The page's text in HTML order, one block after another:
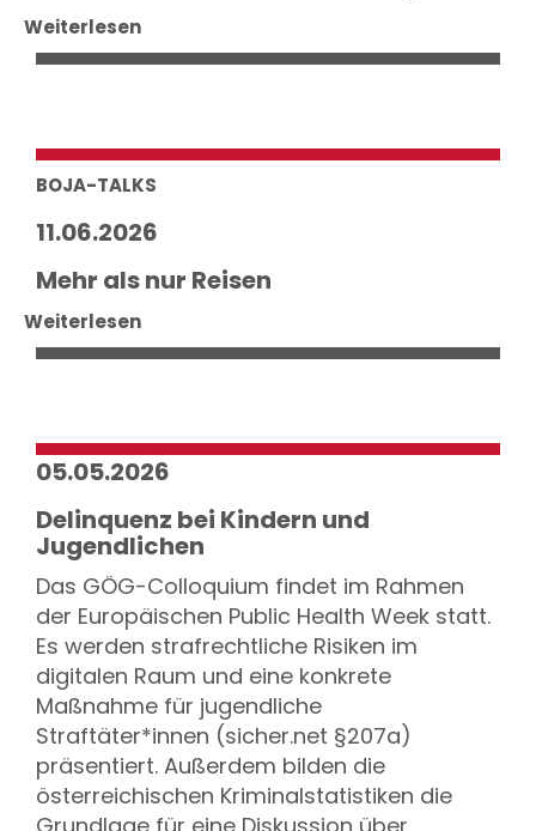
Weiterlesen
BOJA-TALKS
11.06.2026
Mehr als nur Reisen
Weiterlesen
05.05.2026
Delinquenz bei Kindern und
Jugendlichen
Das GÖG-Colloquium findet im Rahmen
der Europäischen Public Health Week statt.
Es werden strafrechtliche Risiken im
digitalen Raum und eine konkrete
Maßnahme für jugendliche
Straftäter*innen (sicher.net §207a)
präsentiert. Außerdem bilden die
österreichischen Kriminalstatistiken die